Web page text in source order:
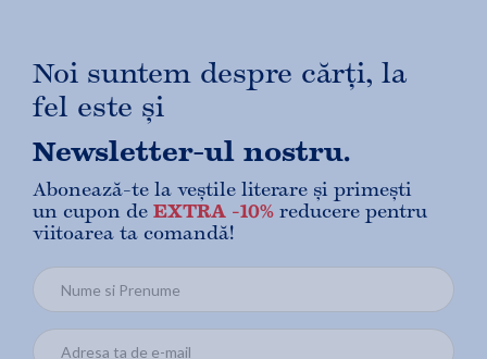
Noi suntem despre cărți, la
fel este și
Newsletter-ul nostru.
Abonează-te la veștile literare și primești
un cupon de EXTRA -10% reducere pentru
viitoarea ta comandă!